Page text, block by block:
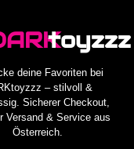
toyzzz
deine Favoriten bei
– stilvoll &
Sicherer Checkout,
Versand & Service aus
Österreich.